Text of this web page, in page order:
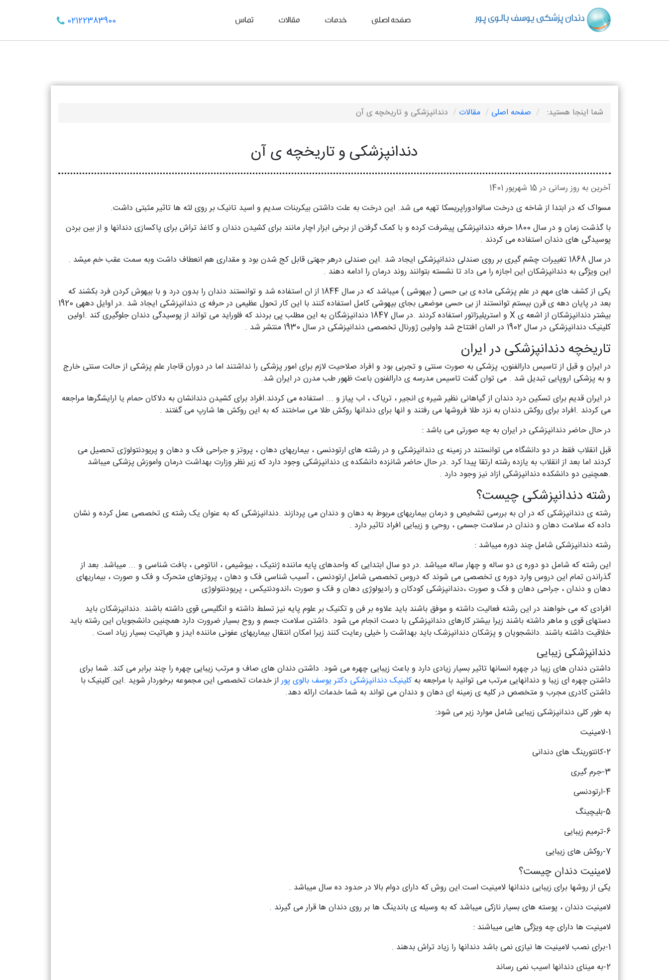
دندان پزشکی یوسف بالوی پور صفحه اصلی خدمات مقالات تماس 02122383900
شما اینجا هستید: صفحه اصلی مقالات دندانپزشکی و تاریخچه ی آن
دندانپزشکی و تاریخچه ی آن
آخرین به روز رسانی در 15 شهریور 1401
مسواک که در ابتدا از شاخه ی درخت سالوادوراپریسکا تهیه می شد. این درخت به علت داشتن بیکربنات سدیم و اسید تانیک بر روی لثه ها تاثیر مثبتی داشت.
با گذشت زمان و در سال 1800 حرفه دندانپزشکی پیشرفت کرده و با کمک گرفتن از برخی ابزار اچار مانند برای کشیدن دندان و کاغذ تراش برای پاکسازی دندانها و از بین بردن
پوسیدگی های دندان استفاده می کردند .
در سال 1868 تغییرات چشم گیری بر روی صندلی دندانپزشکی ایجاد شد .این صندلی درهر جهتی قابل کج شدن بود و مقداری هم انعطاف داشت وبه سمت عقب خم میشد .
این ویژگی به دندانپزشکان این اجازه را می داد تا نشسته بتوانند روند درمان را ادامه دهند .
یکی از کشف های مهم در علم پزشکی ماده ی بی حسی ( بیهوشی ) میباشد که در سال 1844 از ان استفاده شد و توانستند دندان را بدون درد و با بیهوش کردن فرد بکشند که
بعد در پایان دهه ی قرن بیستم توانستند از بی حسی موضعی بجای بیهوشی کامل استفاده کنند با این کار تحول عظیمی در حرفه ی دندانپزشکی ایجاد شد .در اوایل دههی 1920
بیشتر دندانپزشکان از اشعه ی X و استریلیزاتور استفاده کردند .در سال 1847 دندانپزشگان به این مطلب پی بردند که فلوراید می تواند از پوسیدگی دندان جلوگیری کند .اولین
کلینیک دندانپزشکی در سال 1902 در المان افتتاح شد واولین ژورنال تخصصی دندانپزشکی در سال 1930 منتشر شد .
تاریخچه دندانپزشکی در ایران
در ایران و قبل از تاسیس دارالفنون، پزشکی به صورت سنتی و تجربی بود و افراد صلاحیت لازم برای امور پزشکی را نداشتند اما در دوران قاجار علم پزشکی از حالت سنتی خارج
و به پزشکی اروپایی تبدیل شد . می توان گفت تاسیس مدرسه ی دارالفنون باعث ظهور طب مدرن در ایران شد.
در ایران قدیم برای تسکین درد دندان از گیاهانی نظیر شیره ی انجیر ، تریاک ، اب پیاز و ... استفاده می کردند.افراد برای کشیدن دندانشان به دلاکان حمام یا ارایشگرها مراجعه
می کردند .افراد برای روکش دندان به نزد طلا فروشها می رفتند و انها برای دندانها روکش طلا می ساختند که به این روکش ها شارپ می گفتند .
در حال حاضر دندانپزشکی در ایران به چه صورتی می باشد :
قبل انقلاب فقط در دو دانشگاه می توانستند در زمینه ی دندانپزشکی و در رشته های ارتودنسی ، بیماریهای دهان ، پروتز و جراحی فک و دهان و پریودنتولوژی تحصیل می
کردند اما بعد از انقلاب به یازده رشته ارتقا پیدا کرد .در حال حاضر شانزده دانشکده ی دندانپزشکی وجود دارد که زیر نظر وزارت بهداشت درمان واموزش پزشکی میباشد
.همچنین دو دانشکده دندانپزشکی ازاد نیز وجود دارد .
رشته دندانپزشکی چیست؟
رشته ی دندانپزشکی که در ان به بررسی تشخیص و درمان بیماریهای مربوط به دهان و دندان می پردازند .دندانپزشکی که به عنوان یک رشته ی تخصصی عمل کرده و نشان
داده که سلامت دهان و دندان در سلامت جسمی ، روحی و زیبایی افراد تاثیر دارد .
رشته دندانپزشکی شامل چند دوره میباشد :
این رشته که شامل دو دوره ی دو ساله و چهار ساله میباشد .در دو سال ابتدایی که واحدهای پایه ماننده ژنتیک ، بیوشیمی ، اناتومی ، بافت شناسی و ... میباشد. بعد از
گذراندن تمام این دروس وارد دوره ی تخصصی می شوند که دروس تخصصی شامل ارتودنسی ، آسیب شناسی فک و دهان ، پروتزهای متحرک و فک و صورت ، بیماریهای
دهان و دندان ، جراحی دهان و فک و صورت ،دندانپزشکی کودکان و رادیولوژی دهان و فک و صورت ،اندودنتیکس ، پریودنتولوژی
افرادی که می خواهند در این رشته فعالیت داشته و موفق باشند باید علاوه بر فن و تکنیک بر علوم پایه نیز تسلط داشته و انگلیسی قوی داشته باشند .دندانپزشکان باید
دستهای قوی و ماهر داشته باشند زیرا بیشتر کارهای دندانپزشکی با دست انجام می شود .داشتن سلامت جسم و روح بسیار ضرورت دارد همچنین دانشجویان این رشته باید
خلاقیت داشته باشند .دانشجویان و پزشکان دندانپزشک باید بهداشت را خیلی رعایت کنند زیرا امکان انتقال بیماریهای عفونی ماننده ایدز و هپاتیت بسیار زیاد است .
دندانپزشکی زیبایی
داشتن دندان های زیبا در چهره انسانها تاثیر بسیار زیادی دارد و باعث زیبایی چهره می شود. داشتن دندان های صاف و مرتب زیبایی چهره را چند برابر می کند. شما برای
داشتن چهره ای زیبا و دندانهایی مرتب می توانید با مراجعه به کلینیک دندانپزشکی دکتر یوسف بالوی پوراز خدمات تخصصی این مجموعه برخوردار شوید .این کلینیک با
داشتن کادری مجرب و متخصص در کلیه ی زمینه ای دهان و دندان می تواند به شما خدمات ارائه دهد.
به طور کلی دندانپزشکی زیبایی شامل موارد زیر می شود:
1-لامینیت
2-کانتورینگ های دندانی
3-جرم گیری
4-ارتودنسی
5-بلیچینگ
6-ترمیم زیبایی
7-روکش های زیبایی
لامینیت دندان چیست؟
یکی از روشها برای زیبایی دندانها لامینیت است.این روش که دارای دوام بالا در حدود ده سال میباشد .
لامینیت دندان ، پوسته های بسیار نازکی میباشد که به وسیله ی باندینگ ها بر روی دندان ها قرار می گیرند .
لامینیت ها دارای چه ویژگی هایی میباشند :
1-برای نصب لامینیت ها نیازی نمی باشد دندانها را زیاد تراش بدهند .
2-به مینای دندانها اسیب نمی رساند